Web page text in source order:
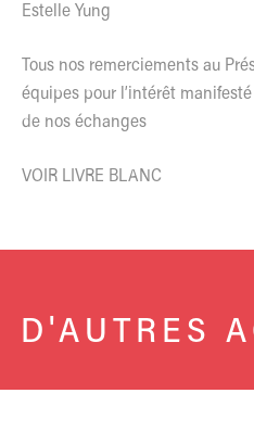
Estelle Yung
Tous nos remerciements au
équipes pour l’intérêt
de nos échanges
VOIR LIVRE BLANC
D'AUTRES